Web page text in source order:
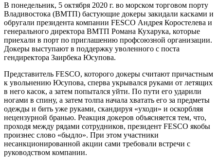
В понедельник, 5 октября 2020 г. во морском торговом порту
Владивостока (ВМТП) бастующие докеры закидали касками и
обругали президента компании FESCO Андрея Коростелева и
генерального директора ВМТП Романа Кухарука, которые
приехали в порт по приглашению профсоюзной организации.
Докеры выступают в поддержку уволенного с поста
гендиректора Заирбека Юсупова.
Представитель FESCO, которого докеры считают причастным
к увольнению Юсупова, сперва укрывался руками от летящих
в него касок, а затем попытался уйти. По пути его ударили
ногами в спину, а затем толпа начала хватать его за предметы
одежды и бить уже руками, скандируя «уходи» и оскорбляя
нецензурной бранью. Реакция докеров объясняется тем, что,
проходя между рядами сотрудников, президент FESCO якобы
произнес слово «быдло». При этом участники
несанкционированной акции сами требовали встречи с
руководством компании.